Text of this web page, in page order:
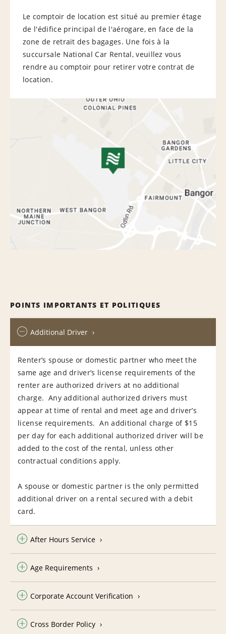
Le comptoir de location est situé au premier étage
de l'édifice principal de l'aérogare, en face de la
zone de retrait des bagages. Une fois à la
succursale National Car Rental, veuillez vous
rendre au comptoir pour retirer votre contrat de
location.
POINTS IMPORTANTS ET POLITIQUES
Additional Driver
Renter’s spouse or domestic partner who meet the
same age and driver’s license requirements of the
renter are authorized drivers at no additional
charge. Any additional authorized drivers must
appear at time of rental and meet age and driver’s
license requirements. An additional charge of $15
per day for each additional authorized driver will be
added to the cost of the rental, unless other
contractual conditions apply.
A spouse or domestic partner is the only permitted
additional driver on a rental secured with a debit
card.
After Hours Service
Age Requirements
Corporate Account Verification
Cross Border Policy